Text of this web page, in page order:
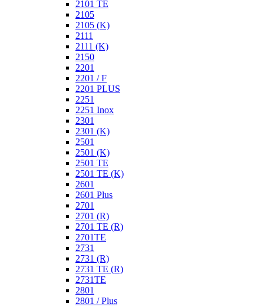
2101 TE
2105
2105 (K)
2111
2111 (K)
2150
2201
2201 / F
2201 PLUS
2251
2251 Inox
2301
2301 (K)
2501
2501 (K)
2501 TE
2501 TE (K)
2601
2601 Plus
2701
2701 (R)
2701 TE (R)
2701TE
2731
2731 (R)
2731 TE (R)
2731TE
2801
2801 / Plus